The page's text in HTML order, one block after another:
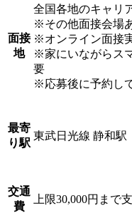
面接
地
全国各地のキャリ
※その他面接会場
※オンライン面接
※家にいながらス
要
※応募後に予約し
最寄
り駅
東武日光線 静和駅
交通
費
上限30,000円まで